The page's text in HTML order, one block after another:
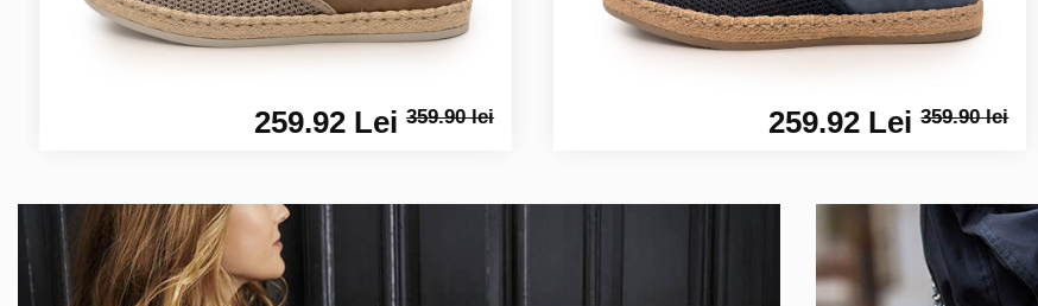
259.92 Lei359.90 lei 259.92 Lei359.90 lei